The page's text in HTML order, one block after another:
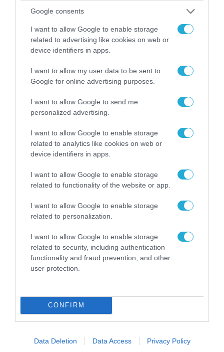
Google consents
I want to allow Google to enable storage
related to advertising like cookies on web or
device identifiers in apps.
I want to allow my user data to be sent to
Google for online advertising purposes.
I want to allow Google to send me
personalized advertising.
I want to allow Google to enable storage
related to analytics like cookies on web or
device identifiers in apps.
I want to allow Google to enable storage
related to functionality of the website or app.
I want to allow Google to enable storage
related to personalization.
I want to allow Google to enable storage
related to security, including authentication
functionality and fraud prevention, and other
user protection.
CONFIRM
Data Deletion Data Access Privacy Policy
POPULAR 24H
Τα πρώτα πλάνα ομάδας Βορειοκορεατών
στρατιωτών από την αποστολή των 30.000
που έφτασαν στη Ρωσία (βίντεο)
08.08.2026 | 14:02